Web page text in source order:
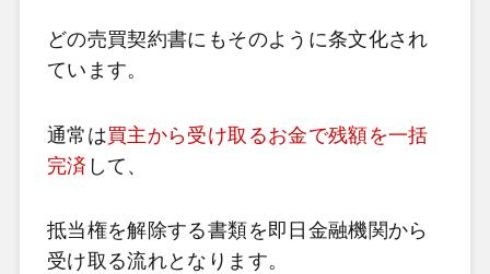
どの売買契約書にもそのように条文化され
ています。
通常は買主から受け取るお金で残額を一括
完済 して、
抵当権を解除する書類を即日金融機関から
受け取る流れとなります。